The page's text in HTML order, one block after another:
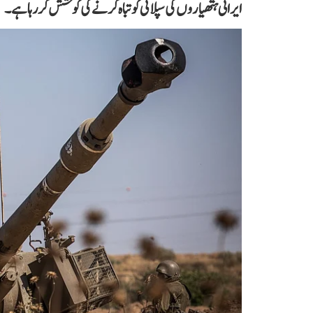
ایرانی ہتھیاروں کی سپلائی کو تباہ کرنے کی کوشش کررہا ہے۔